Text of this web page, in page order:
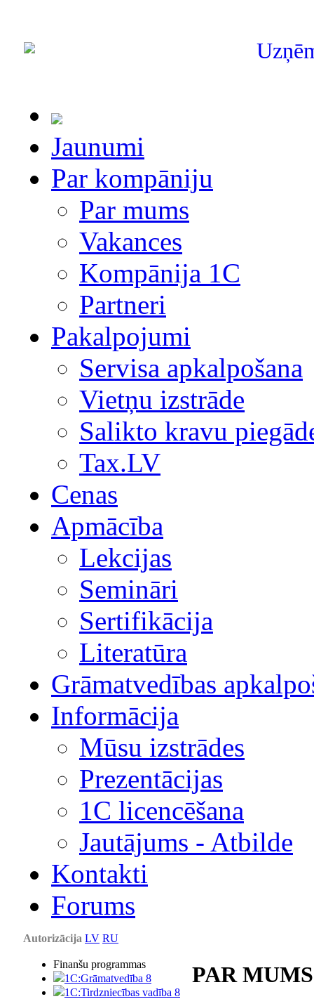
Jaunumi
Par kompāniju
Par mums
Vakances
Kompānija 1С
Partneri
Pakalpojumi
Servisa apkalpošana
Vietņu izstrāde
Salikto kravu
Tax.LV
Cenas
Apmācība
Lekcijas
Semināri
Sertifikācija
Literatūra
Grāmatvedības
Informācija
Mūsu izstrādes
Prezentācijas
1С licencēšana
Jautājums - Atbilde
Kontakti
Forums
Autorizācija LV RU
Finanšu programmas
1C:Grāmatvedība 8
1C:Tirdzniecības vadība 8
PAR MUMS